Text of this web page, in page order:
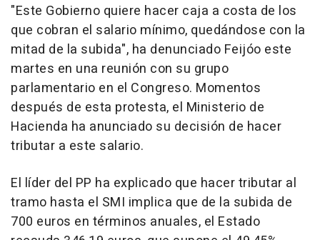
"Este Gobierno quiere hacer caja a costa de los
que cobran el salario mínimo, quedándose con la
mitad de la subida", ha denunciado Feijóo este
martes en una reunión con su grupo
parlamentario en el Congreso. Momentos
después de esta protesta, el Ministerio de
Hacienda ha anunciado su decisión de hacer
tributar a este salario.
El líder del PP ha explicado que hacer tributar al
tramo hasta el SMI implica que de la subida de
700 euros en términos anuales, el Estado